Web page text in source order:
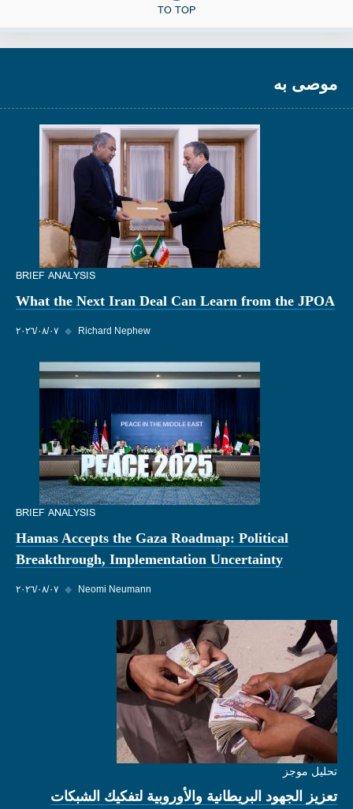
TO TOP
موصى به
BRIEF ANALYSIS
What the Next Iran Deal Can Learn from the JPOA
٠٧‏/٠٨‏/٢٠٢٦ ◆ Richard Nephew
BRIEF ANALYSIS
Hamas Accepts the Gaza Roadmap: Political
Breakthrough, Implementation Uncertainty
٠٧‏/٠٨‏/٢٠٢٦ ◆ Neomi Neumann
تحليل موجز
تعزيز الجهود البريطانية والأوروبية لتفكيك الشبكات